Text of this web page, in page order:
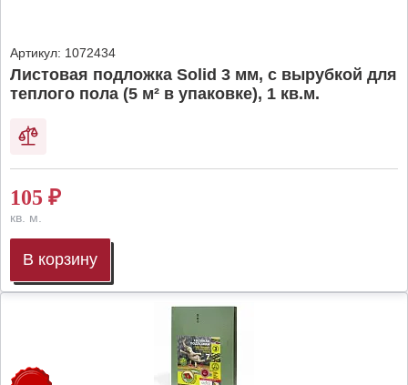
Артикул: 1072434
Листовая подложка Solid 3 мм, с вырубкой для
теплого пола (5 м² в упаковке), 1 кв.м.
105 ₽
кв. м.
В корзину